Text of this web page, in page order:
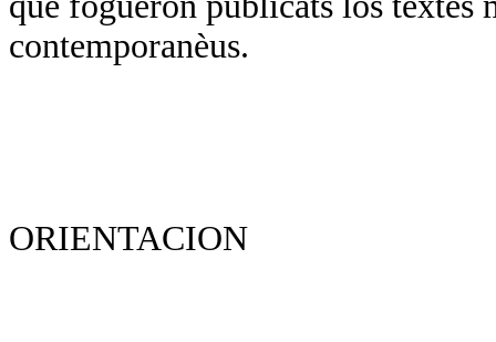
contemporanèus.
ORIENTACION